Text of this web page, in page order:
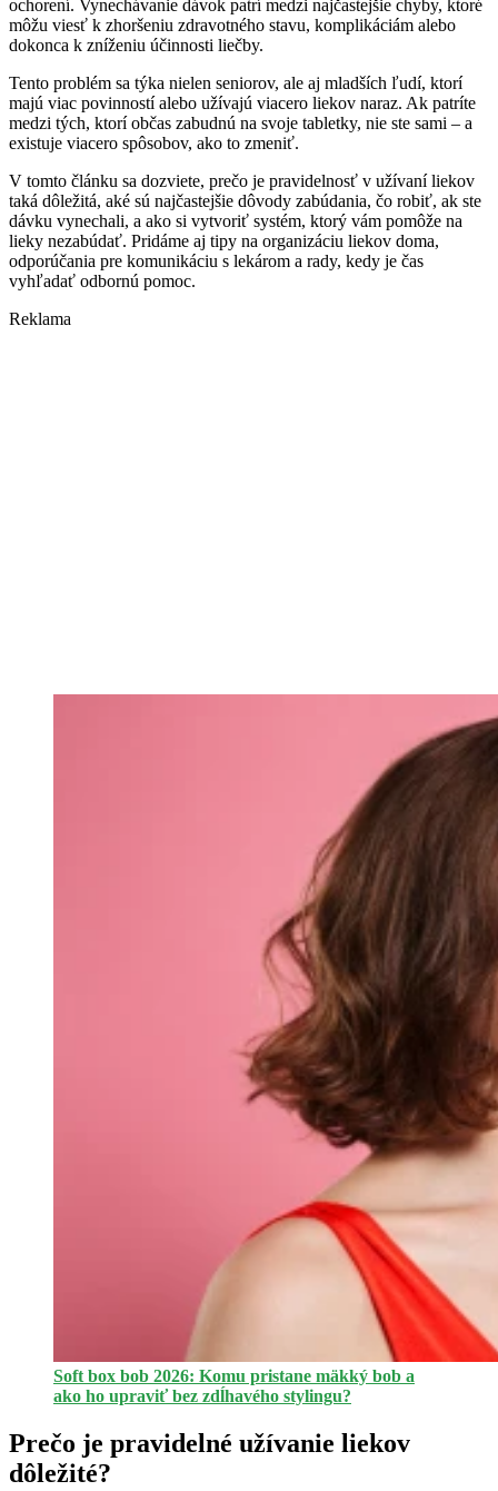
ochorení. Vynechávanie dávok patrí medzi najčastejšie chyby, ktoré
môžu viesť k zhoršeniu zdravotného stavu, komplikáciám alebo
dokonca k zníženiu účinnosti liečby.
Tento problém sa týka nielen seniorov, ale aj mladších ľudí, ktorí
majú viac povinností alebo užívajú viacero liekov naraz. Ak patríte
medzi tých, ktorí občas zabudnú na svoje tabletky, nie ste sami – a
existuje viacero spôsobov, ako to zmeniť.
V tomto článku sa dozviete, prečo je pravidelnosť v užívaní liekov
taká dôležitá, aké sú najčastejšie dôvody zabúdania, čo robiť, ak ste
dávku vynechali, a ako si vytvoriť systém, ktorý vám pomôže na
lieky nezabúdať. Pridáme aj tipy na organizáciu liekov doma,
odporúčania pre komunikáciu s lekárom a rady, kedy je čas
vyhľadať odbornú pomoc.
Reklama
Soft box bob 2026: Komu pristane mäkký bob a
ako ho upraviť bez zdĺhavého stylingu?
Prečo je pravidelné užívanie liekov
dôležité?